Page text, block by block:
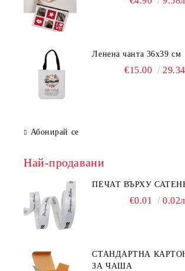
Ленена чанта 36х39 см
€15.00
Абонирай се
Най-продавани
ПЕЧАТ ВЪРХУ
€0.01
СТАНДАРТНА
ЗА ЧАША